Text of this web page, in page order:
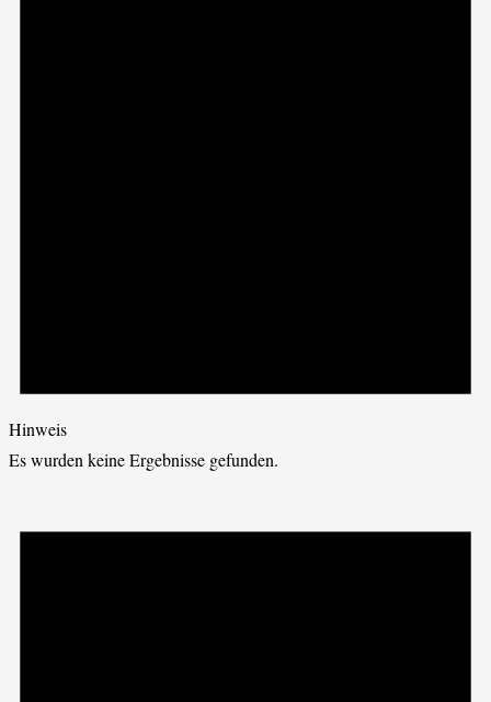
Hinweis
Es wurden keine Ergebnisse gefunden.